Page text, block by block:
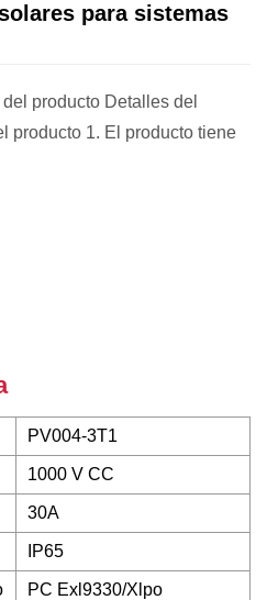
para sistemas
producto Detalles del
producto 1. El producto tiene
PV004-3T1
1000 V CC
30A
IP65
PC Exl9330/Xlpo